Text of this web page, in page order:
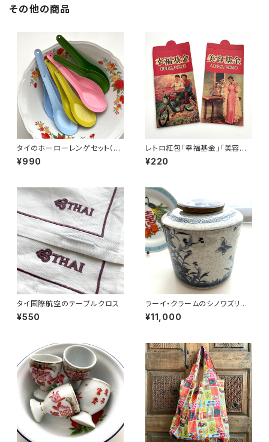
その他の商品
タイのホーローレンゲセット（ペ
ールカラー）
¥990
レトロ紅包「幸福基金」「美容基
金」セット
¥220
タイ国際航空のテーブルクロス
¥550
ラーイ・クラームのシノワズリ円
筒壺
¥11,000